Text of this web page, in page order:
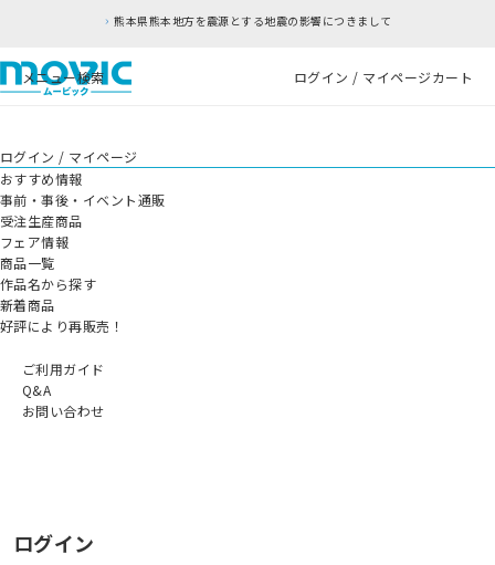
熊本県熊本地方を震源とする地震の影響につきまして
メニュー検索 ログイン / マイページカート
ログイン / マイページ
おすすめ情報
事前・事後・イベント通販
受注生産商品
フェア情報
商品一覧
作品名から探す
新着商品
好評により再販売！
ご利用ガイド
Q&A
お問い合わせ
ログイン